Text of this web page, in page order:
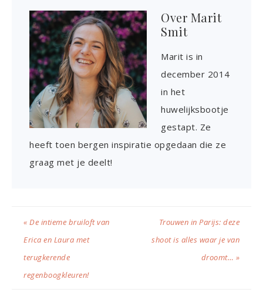
Over Marit
Smit
Marit is in
december 2014
in het
huwelijksbootje
gestapt. Ze
heeft toen bergen inspiratie opgedaan die ze
graag met je deelt!
« De intieme bruiloft van
Erica en Laura met
terugkerende
regenboogkleuren!
Trouwen in Parijs: deze
shoot is alles waar je van
droomt… »